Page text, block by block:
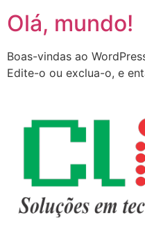
Olá, mundo!
Boas-vindas ao
Edite-o ou exclua-o, e